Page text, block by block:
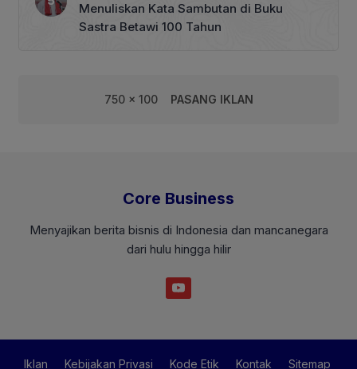
Menuliskan Kata Sambutan di Buku
Sastra Betawi 100 Tahun
750 x 100 PASANG IKLAN
Core Business
Menyajikan berita bisnis di Indonesia dan mancanegara
dari hulu hingga hilir
Iklan Kebijakan Privasi Kode Etik Kontak Sitemap